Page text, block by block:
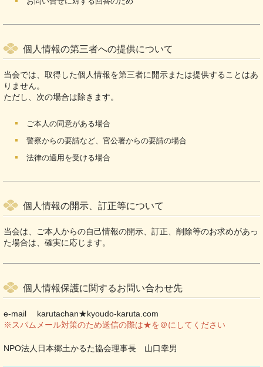
個人情報の第三者への提供について
当会では、取得した個人情報を第三者に開示または提供することはあ
りません。
ただし、次の場合は除きます。
ご本人の同意がある場合
警察からの要請など、官公署からの要請の場合
法律の適用を受ける場合
個人情報の開示、訂正等について
当会は、ご本人からの自己情報の開示、訂正、削除等のお求めがあっ
た場合は、確実に応じます。
個人情報保護に関するお問い合わせ先
e-mail karutachan★kyoudo-karuta.com
※スパムメール対策のため送信の際は★を＠にしてください
NPO法人日本郷土かるた協会理事長 山口幸男